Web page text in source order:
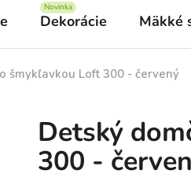
Dekorácie Mäkké
šmykľavkou Loft 300 - červený
Detský
300 -